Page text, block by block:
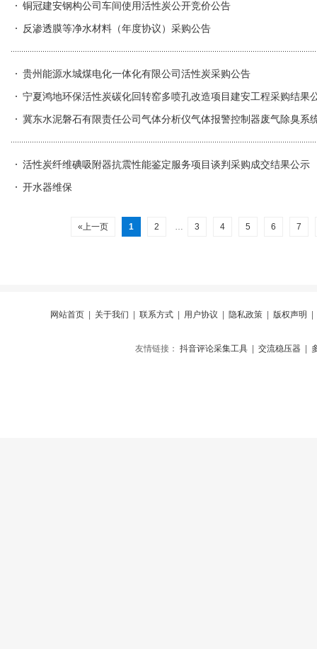
铜冠建安钢构公司车间使用活性炭公开竞价公告
反渗透膜等净水材料（年度协议）采购公告
贵州能源水城煤电化一体化有限公司活性炭采购公告
宁夏鸿地环保活性炭碳化回转窑多喷孔改造项目建安工程采购结果
冀东水泥磐石有限责任公司气体分析仪气体报警控制器废气除臭系
活性炭纤维碘吸附器抗震性能鉴定服务项目谈判采购成交结果公示
开水器维保
«上一页 1 2 … 3 4 5 6 7
网站首页| 关于我们 联系方式| 用户协议 隐私政策| 版权声明
友情链接： 抖音评论采集工具 交流稳压器